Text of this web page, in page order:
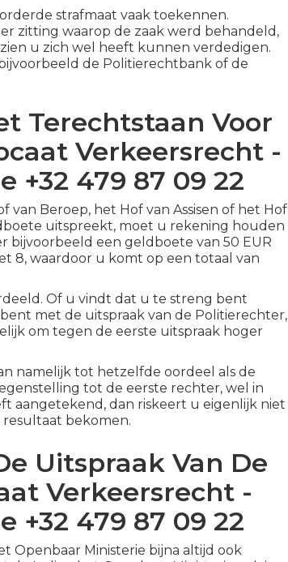
strafmaat vaak toekennen.
zitting waarop de zaak werd behandeld,
u zich wel heeft kunnen verdedigen.
de Politierechtbank of de
Terechtstaan Voor
Verkeersrecht -
+32 479 87 09 22
Beroep, het Hof van Assisen of het Hof
uitspreekt, moet u rekening houden
bijvoorbeeld een geldboete van 50 EUR
8, waardoor u komt op een totaal van
Of u vindt dat u te streng bent
met de uitspraak van de Politierechter,
om tegen de eerste uitspraak hoger
namelijk tot hetzelfde oordeel als de
tot de eerste rechter, wel in
aangetekend, dan riskeert u eigenlijk niet
bekomen.
Uitspraak Van De
Verkeersrecht -
+32 479 87 09 22
Openbaar Ministerie bijna altijd ook